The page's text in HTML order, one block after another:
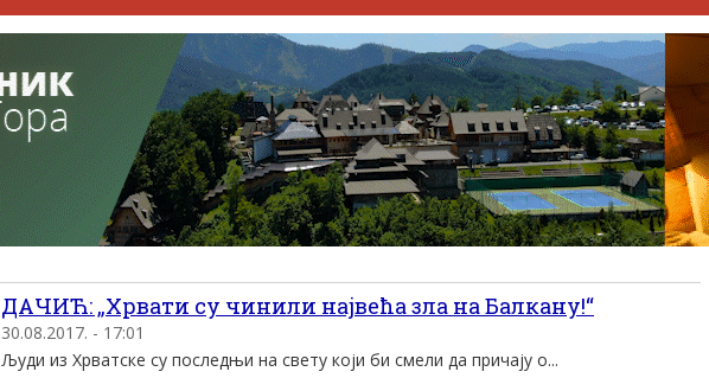
ДАЧИЋ: „Хрвати су чинили највећа зла на Балкану!“
30.08.2017. - 17:01
Људи из Хрватске су последњи на свету који би смели да причају о...